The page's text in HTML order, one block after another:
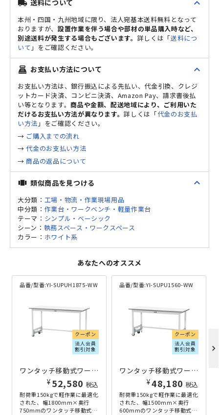
local_shipping 送料について expand_less
本州・四国・九州地域に限り、法人宛基本送料無料となって
おりますが、 設置作業を伴う場合や部材の単品購入時など、
別途送料が発生する場合もございます。 詳しくは「送料につ
いて 」をご確認ください。
point_of_sale お支払い方法について expand_less
お支払い方法は、銀行振込による先払い、代金引換、クレジ
ットカード決済、コンビニ決済、Amazon Pay、請求書後払
い等となります。商品や金額、配送地域により、ご利用いた
だけるお支払い方法が異なります。詳しくは「代金のお支払
い方法 」をご確認ください。
→ ご購入までの流れ
→代金のお支払い方法
→ 商品の返品について
view_carousel 類似商品を見つける expand_less
大分類： 工場・物流・作業現場用品
中分類： 作業台・ワークベンチ・軽量作業台
テーマ： シンプル・ベーシック
シーン： 執務スペース・ワークスペース
カラー： ホワイト系
あなたへのオススメ
品番/型番:YI-SUPUH1875-WW
クーポン
法人会員
割引対象
ワンタッチ移動式ワークテーブル ハイタイプ W1800×D750×H950 ホワイト
¥ 52,580 税込
耐荷重150kgで軽作業に最適化
された、幅1800mm×奥行
750mmのワンタッチ移動式ワ
品番/型番:YI-SUPU1560-WW
クーポン
法人会員
割引対象
ワンタッチ移動式ワークテーブル W1500×D600×H740 ホワイト
¥48,180 税込
耐荷重150kgで軽作業に最適化
された、幅1500mm×奥行
600mmのワンタッチ移動式ワ
chevron_right